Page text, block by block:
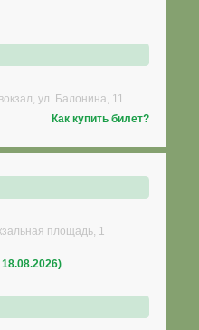
ул. Балонина, 11
Как купить билет?
площадь, 1